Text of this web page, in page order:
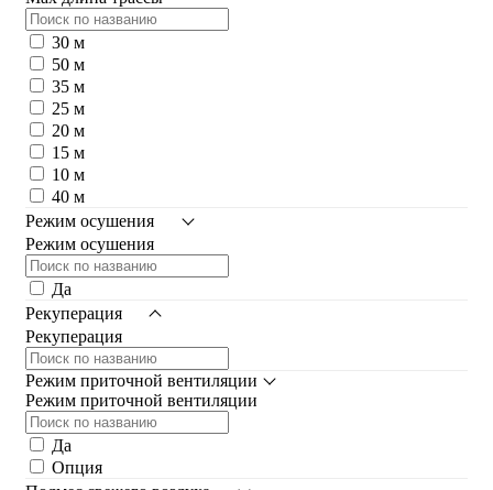
30 м
50 м
35 м
25 м
20 м
15 м
10 м
40 м
Режим осушения
Режим осушения
Да
Рекуперация
Рекуперация
Режим приточной вентиляции
Режим приточной вентиляции
Да
Опция